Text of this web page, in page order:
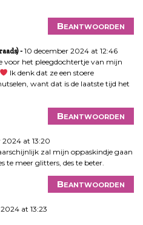
Beantwoorden
10 december 2024 at 12:46
voor het pleegdochtertje van mijn
Ik denk dat ze een stoere
want dat is de laatste tijd het
Beantwoorden
2024 at 13:20
zal mijn oppaskindje gaan
te meer glitters, des te beter.
Beantwoorden
at 13:23